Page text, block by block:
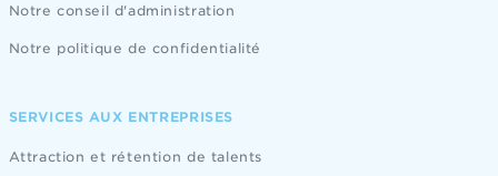
Notre conseil d'administration
Notre politique de confidentialité
SERVICES AUX ENTREPRISES
Attraction et rétention de talents